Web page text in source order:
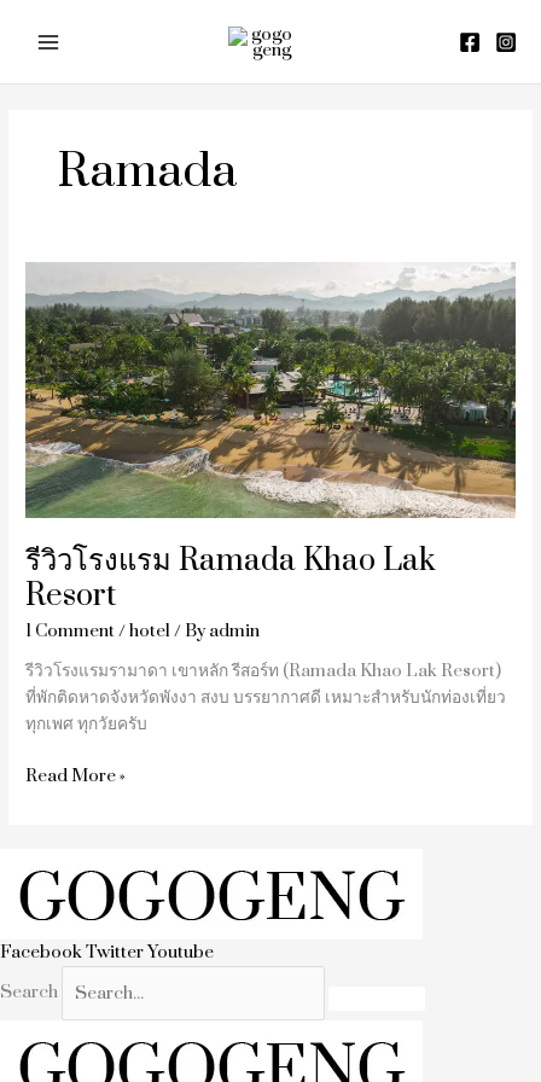
Ramada
รีวิวโรงแรม Ramada Khao Lak
Resort
1 Comment/hotel/ Byadmin
รีวิวโรงแรมรามาดา เขาหลัก รีสอร์ท (Ramada Khao Lak Resort)
ที่พักติดหาดจังหวัดพังงา สงบ บรรยากาศดี เหมาะสำหรับนักท่องเที่ยว
ทุกเพศ ทุกวัยครับ
โรงแรม
Ramada
Khao
Lak
Resort
Read More »
FacebookTwitterYoutube
Search